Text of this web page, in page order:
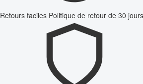
Retours faciles Politique de retour de 30 jours